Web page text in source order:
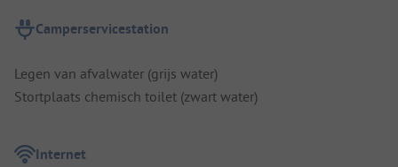
Camperservicestation
Legen van afvalwater (grijs water)
Stortplaats chemisch toilet (zwart water)
Internet